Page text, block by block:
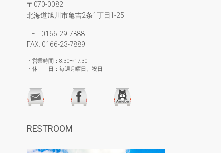
〒070-0082
北海道旭川市亀吉2条1丁目1-25
TEL. 0166-29-7888
FAX. 0166-23-7889
・営業時間：8:30〜17:30
・休 日：毎週月曜日、祝日
RESTROOM